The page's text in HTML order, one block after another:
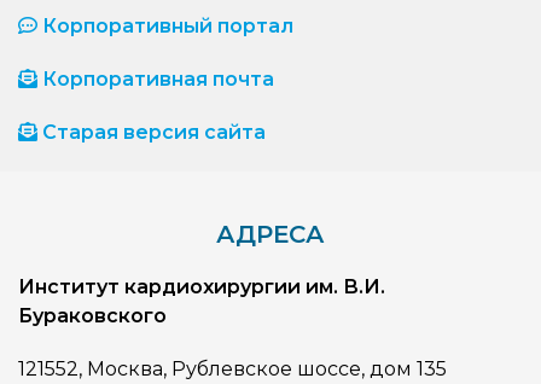
Корпоративный портал
Корпоративная почта
Старая версия сайта
АДРЕСА
Институт кардиохирургии им. В.И.
Бураковского
121552, Москва, Рублевское шоссе, дом 135